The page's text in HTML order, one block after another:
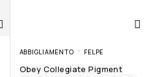
ABBIGLIAMENTO FELPE
Obey Collegiate Pigment